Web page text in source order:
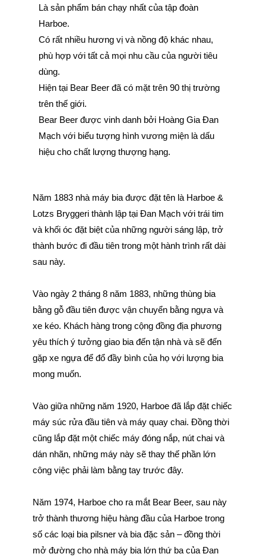
Là sản phẩm bán chạy nhất của tập đoàn
Harboe.
Có rất nhiều hương vị và nồng độ khác nhau,
phù hợp với tất cả mọi nhu cầu của người tiêu
dùng.
Hiện tại Bear Beer đã có mặt trên 90 thị trường
trên thế giới.
Bear Beer được vinh danh bởi Hoàng Gia Đan
Mạch với biểu tượng hình vương miện là dấu
hiệu cho chất lượng thượng hạng.
Năm 1883 nhà máy bia được đặt tên là Harboe &
Lotzs Bryggeri thành lập tại Đan Mạch với trái tim
và khối óc đặt biệt của những người sáng lập, trở
thành bước đi đầu tiên trong một hành trình rất dài
sau này.
Vào ngày 2 tháng 8 năm 1883, những thùng bia
bằng gỗ đầu tiên được vận chuyển bằng ngựa và
xe kéo. Khách hàng trong cộng đồng địa phương
yêu thích ý tưởng giao bia đến tận nhà và sẽ đến
gặp xe ngựa để đổ đầy bình của họ với lượng bia
mong muốn.
Vào giữa những năm 1920, Harboe đã lắp đặt chiếc
máy súc rửa đầu tiên và máy quay chai. Đồng thời
cũng lắp đặt một chiếc máy đóng nắp, nút chai và
dán nhãn, những máy này sẽ thay thế phần lớn
công việc phải làm bằng tay trước đây.
Năm 1974, Harboe cho ra mắt Bear Beer, sau này
trở thành thương hiệu hàng đầu của Harboe trong
số các loại bia pilsner và bia đặc sản – đồng thời
mở đường cho nhà máy bia lớn thứ ba của Đan